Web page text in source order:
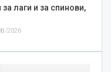
лаги и за спинови,
2026